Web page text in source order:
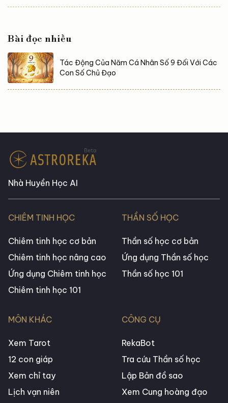
Năm cá nhân số 9 theo những cách khác nhau, bởi
năng lượng đặc trưng của từng con số sẽ tương tác
với năm cuối cùng của chu kỳ...
Bài đọc nhiều
Tác Động Của Năm Cá Nhân Số 9 Đối Với Các
Con Số Chủ Đạo
Nhà Huyền Học AI
CHIÊM TINH HỌC
Chiêm tinh học cơ bản
Chiêm tinh học nâng cao
Ứng dụng Chiêm tinh học
Chiêm tinh học 101
THẦN SỐ HỌC
Thần số học cơ bản
Ứng dụng Thần số học
Thần số học 101
MÔN KHÁC
Xem Tarot
12 con giáp
Xem chỉ tay
Lịch vạn niên
CÔNG CỤ
RekaBot
Tra cứu Thần số học
Lập Bản đồ sao
Xem Cung hoàng đạo